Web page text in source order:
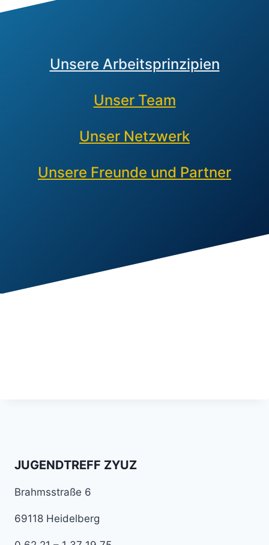
Unsere Arbeitsprinzipien
Unser Team
Unser Netzwerk
Unsere Freunde und Partner
JUGENDTREFF ZYUZ
Brahmsstraße 6
69118 Heidelberg